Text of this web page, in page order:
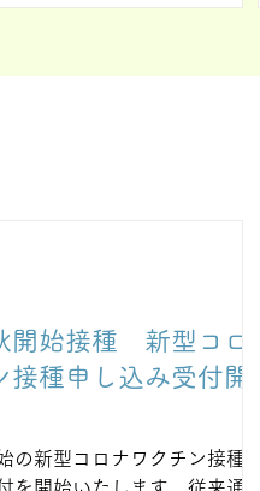
開始接種 新型コロ
接種申し込み受付開
の新型コロナワクチン接種
を開始いたします。従来通